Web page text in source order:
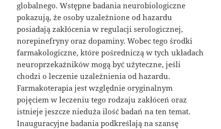
globalnego. Wstępne badania neurobiologiczne
pokazują, że osoby uzależnione od hazardu
posiadają zakłócenia w regulacji serologicznej,
norepinefryny oraz dopaminy. Wobec tego środki
farmakologiczne, które pośredniczą w tych układach
neuroprzekaźników mogą być użyteczne, jeśli
chodzi o leczenie uzależnienia od hazardu.
Farmakoterapia jest względnie oryginalnym
pojęciem w leczeniu tego rodzaju zakłóceń oraz
istnieje jeszcze nieduża ilość badań na ten temat.
Inauguracyjne badania podkreślają na szansę